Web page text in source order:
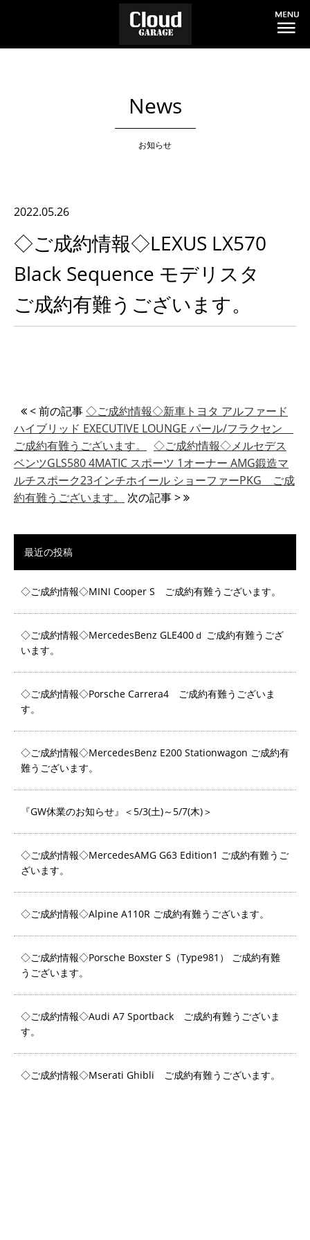
News
お知らせ
2022.05.26
◇ご成約情報◇LEXUS LX570
Black Sequence モデリスタ
ご成約有難うございます。
< 前の記事◇ご成約情報◇新車トヨタ アルファード
ハイブリッド EXECUTIVE LOUNGE パール/フラクセン
ご成約有難うございます。
◇ご成約情報◇メルセデス
ベンツGLS580 4MATIC スポーツ 1オーナー AMG鍛造マ
ルチスポーク23インチホイール ショーファーPKG ご成
約有難うございます。
次の記事 >
最近の投稿
◇ご成約情報◇MINI Cooper S ご成約有難うございます。
◇ご成約情報◇MercedesBenz GLE400ｄ ご成約有難うござ
います。
◇ご成約情報◇Porsche Carrera4 ご成約有難うございま
す。
◇ご成約情報◇MercedesBenz E200 Stationwagon ご成約有
難うございます。
『GW休業のお知らせ』＜5/3(土)～5/7(木)＞
◇ご成約情報◇MercedesAMG G63 Edition1 ご成約有難うご
ざいます。
◇ご成約情報◇Alpine A110R ご成約有難うございます。
◇ご成約情報◇Porsche Boxster S（Type981） ご成約有難
うございます。
◇ご成約情報◇Audi A7 Sportback ご成約有難うございま
す。
◇ご成約情報◇Mserati Ghibli ご成約有難うございます。